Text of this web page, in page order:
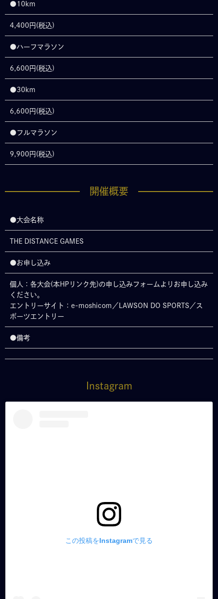
●10km
4,400円(税込)
●ハーフマラソン
6,600円(税込)
●30km
6,600円(税込)
●フルマラソン
9,900円(税込)
開催概要
●大会名称
THE DISTANCE GAMES
●お申し込み
個人：各大会(本HPリンク先)の申し込みフォームよりお申し込み
ください。
エントリーサイト：e-moshicom／LAWSON DO SPORTS／ス
ポーツエントリー
●備考
Instagram
この投稿をInstagramで見る